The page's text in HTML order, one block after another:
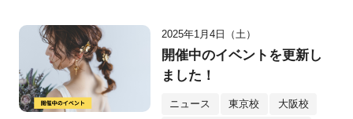
2025年1月4日（土）
開催中のイベントを更新し
ました！
ニュース 東京校 大阪校